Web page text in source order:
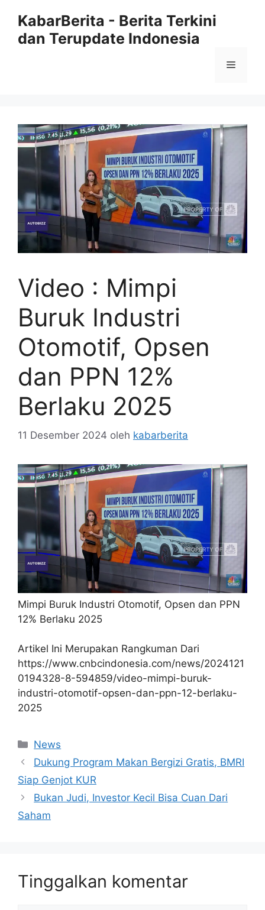
KabarBerita - Berita Terkini
dan Terupdate Indonesia
Menu
Video : Mimpi
Buruk Industri
Otomotif, Opsen
dan PPN 12%
Berlaku 2025
11 Desember 2024 oleh kabarberita
Mimpi Buruk Industri Otomotif, Opsen dan PPN
12% Berlaku 2025
Artikel Ini Merupakan Rangkuman Dari
https://www.cnbcindonesia.com/news/2024121
0194328-8-594859/video-mimpi-buruk-
industri-otomotif-opsen-dan-ppn-12-berlaku-
2025
Kategori
News
Dukung Program Makan Bergizi Gratis, BMRI
Siap Genjot KUR
Bukan Judi, Investor Kecil Bisa Cuan Dari
Saham
Tinggalkan komentar